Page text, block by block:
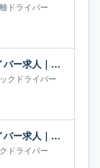
ドライバー
日本運輸株式会社の大型トラックドライバー求人｜群馬県伊勢崎市｜月給67万-68万円
クドライバー
日神機工株式会社の大型トラックドライバー求人｜岡山県倉敷市｜月給66万-66万円
ドライバー